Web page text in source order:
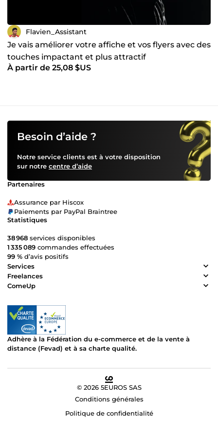
Flavien_Assistant
Je vais améliorer votre affiche et vos flyers avec des
touches impactant et plus attractif
À partir de 25,08 $US
Besoin d’aide ?
Notre service clients est à votre disposition
sur notre centre d’aide
Partenaires
Assurance par Hiscox
Paiements par PayPal Braintree
Statistiques
38 968 services disponibles
1 335 089 commandes effectuées
99 % d’avis positifs
Services
Freelances
ComeUp
Adhère à la Fédération du e-commerce et de la vente à
distance (Fevad) et à sa charte qualité.
© 2026 5EUROS SAS
Conditions générales
Politique de confidentialité